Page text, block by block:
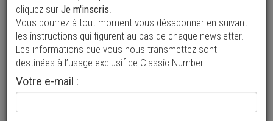
Vos annonces vues par
plus de 4 millions de collectionneurs
Ajouter une annonce
> Rechercher un véhicule
cliquez sur Je m'inscris.
Vous pourrez à tout moment vous désabonner en suivant
les instructions qui figurent au bas de chaque newsletter.
Les informations que vous nous transmettez sont
destinées à l’usage exclusif de Classic Number.
Votre e-mail :